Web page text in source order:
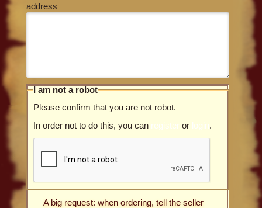
address
I am not a robot
Please confirm that you are not robot.
In order not to do this, you can register or login.
A big request: when ordering, tell the seller